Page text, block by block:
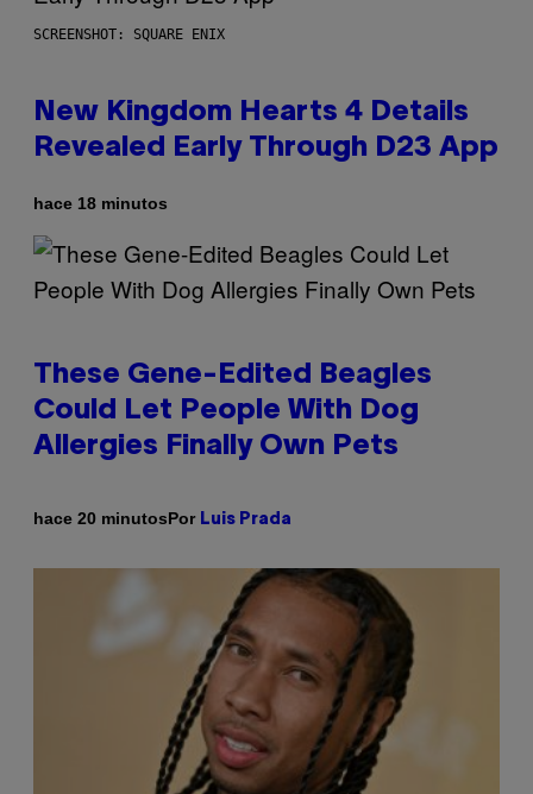
SCREENSHOT: SQUARE ENIX
New Kingdom Hearts 4 Details
Revealed Early Through D23 App
hace 18 minutos
These Gene-Edited Beagles
Could Let People With Dog
Allergies Finally Own Pets
hace 20 minutosPor Luis Prada